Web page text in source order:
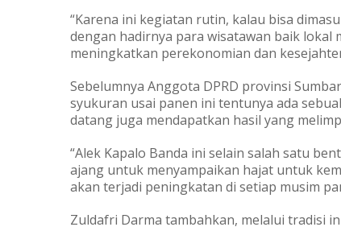
“Karena ini kegiatan rutin, kalau bisa
dengan hadirnya para wisatawan baik lokal
meningkatkan perekonomian dan
Sebelumnya Anggota DPRD provinsi
syukuran usai panen ini tentunya ada
datang juga mendapatkan hasil yang
“Alek Kapalo Banda ini selain salah satu
ajang untuk menyampaikan hajat untuk
akan terjadi peningkatan di setiap musim
Zuldafri Darma tambahkan, melalui tradisi